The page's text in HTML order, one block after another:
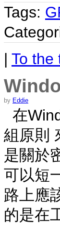
Tags:
| To the
by Eddie
在
組原則
是關於
可以短
路上應
的是在